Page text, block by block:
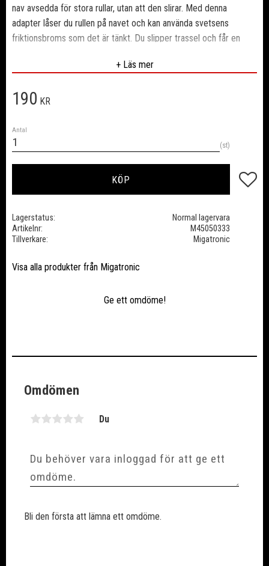
nav avsedda för stora rullar, utan att den slirar. Med denna
adapter låser du rullen på navet och kan använda svetsens
friktionsbroms som det är tänkt. Du slipper trassel och får en
+ Läs mer
190 KR
Antal
st
KÖP Lägg
Lagerstatus
Normal lagervara
Artikelnr
M45050333
Tillverkare
Migatronic
Visa alla produkter från Migatronic
Ge ett omdöme!
Omdömen
Du
Bli den första att lämna ett omdöme.